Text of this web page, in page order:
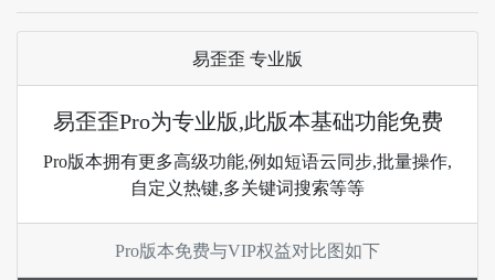
易歪歪 专业版
易歪歪Pro为专业版,此版本基础功能免费
Pro版本拥有更多高级功能,例如短语云同步,批量操作,
自定义热键,多关键词搜索等等
Pro版本免费与VIP权益对比图如下